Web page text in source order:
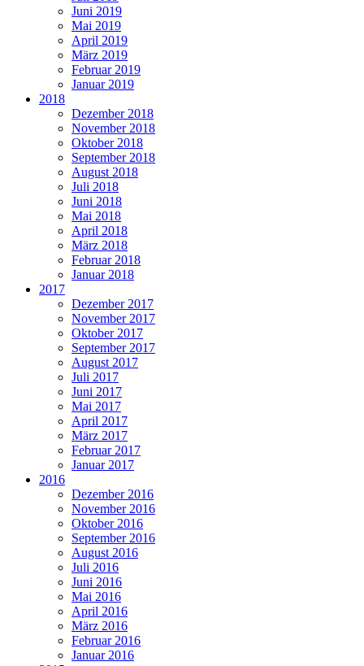
Juni 2019
Mai 2019
April 2019
März 2019
Februar 2019
Januar 2019
2018
Dezember 2018
November 2018
Oktober 2018
September 2018
August 2018
Juli 2018
Juni 2018
Mai 2018
April 2018
März 2018
Februar 2018
Januar 2018
2017
Dezember 2017
November 2017
Oktober 2017
September 2017
August 2017
Juli 2017
Juni 2017
Mai 2017
April 2017
März 2017
Februar 2017
Januar 2017
2016
Dezember 2016
November 2016
Oktober 2016
September 2016
August 2016
Juli 2016
Juni 2016
Mai 2016
April 2016
März 2016
Februar 2016
Januar 2016